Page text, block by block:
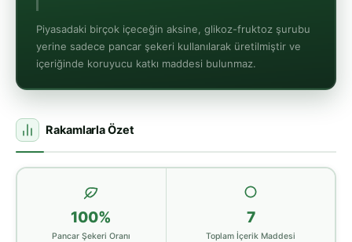
Piyasadaki birçok içeceğin aksine, glikoz-fruktoz şurubu
yerine sadece pancar şekeri kullanılarak üretilmiştir ve
içeriğinde koruyucu katkı maddesi bulunmaz.
Rakamlarla Özet
100%
Pancar Şekeri Oranı
7
Toplam İçerik Maddesi